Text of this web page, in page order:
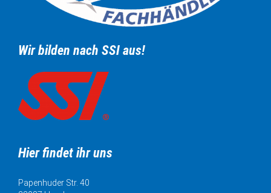
Wir bilden nach SSI aus!
Hier findet ihr uns
Papenhuder Str. 40